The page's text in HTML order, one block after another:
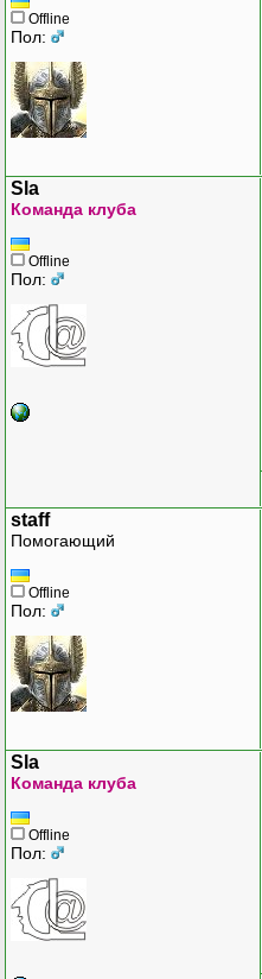
Offline
Пол:
Sla
Команда клуба
Offline
Пол:
staff
Помогающий
Offline
Пол:
Sla
Команда клуба
Offline
Пол: